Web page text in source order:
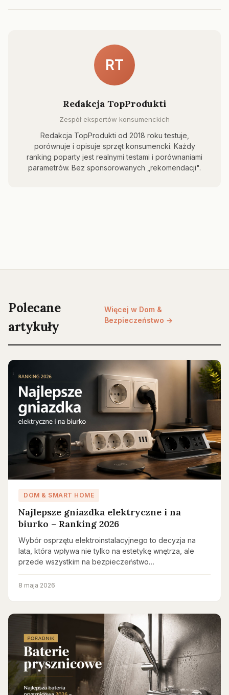
RT
Redakcja TopProdukti
Zespół ekspertów konsumenckich
Redakcja TopProdukti od 2018 roku testuje,
porównuje i opisuje sprzęt konsumencki. Każdy
ranking poparty jest realnymi testami i porównaniami
parametrów. Bez sponsorowanych „rekomendacji".
Polecane
artykuły
Więcej w Dom &
Bezpieczeństwo →
DOM & SMART HOME
Najlepsze gniazdka elektryczne i na
biurko – Ranking 2026
Wybór osprzętu elektroinstalacyjnego to decyzja na
lata, która wpływa nie tylko na estetykę wnętrza, ale
przede wszystkim na bezpieczeństwo…
8 maja 2026